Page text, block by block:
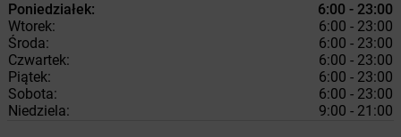
Poniedziałek:
6:00 - 23:00
Wtorek:
6:00 - 23:00
Środa:
6:00 - 23:00
Czwartek:
6:00 - 23:00
Piątek:
6:00 - 23:00
Sobota:
6:00 - 23:00
Niedziela:
9:00 - 21:00